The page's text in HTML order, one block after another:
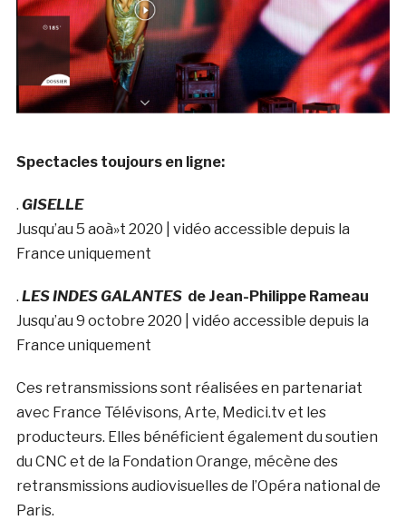
Spectacles toujours en ligne:
. GISELLE
Jusqu’au 5 aoà»t 2020 | vidéo accessible depuis la
France uniquement
. LES INDES GALANTESde Jean-Philippe Rameau
Jusqu’au 9 octobre 2020 | vidéo accessible depuis la
France uniquement
Ces retransmissions sont réalisées en partenariat
avec France Télévisons, Arte, Medici.tv et les
producteurs. Elles bénéficient également du soutien
du CNC et de la Fondation Orange, mécène des
retransmissions audiovisuelles de l’Opéra national de
Paris.